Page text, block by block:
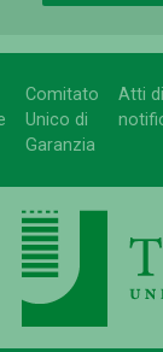
Comitato
Unico di
Garanzia
Atti di